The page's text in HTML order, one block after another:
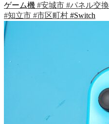
ゲーム機 #安城市 #パネル交換
#知立市 #市区町村 #Switch